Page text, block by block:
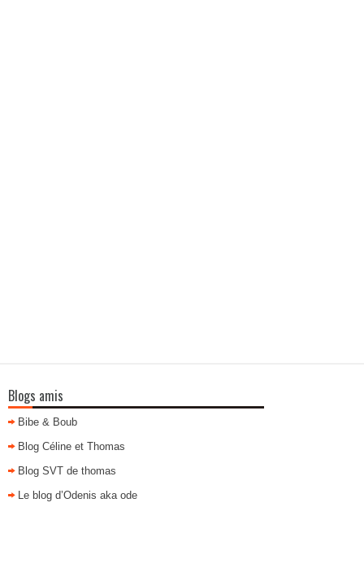
Blogs amis
Bibe & Boub
Blog Céline et Thomas
Blog SVT de thomas
Le blog d’Odenis aka ode